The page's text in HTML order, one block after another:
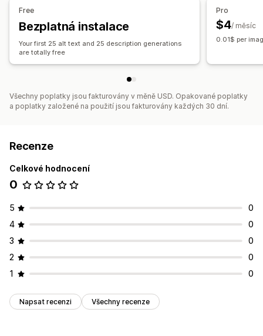
Skóre SEO
Analytika
Sledování pořadí
Návštěvnost webu
Free
Bezplatná instalace
Your first 25 alt text and 25 description generations
are totally free
Pro
$4/ měsíc
0.01$ per
Všechny poplatky jsou fakturovány v měně USD. Opakované poplatky
a poplatky založené na použití jsou fakturovány každých 30 dní.
Recenze
Celkové hodnocení
0
5
0
4
0
3
0
2
0
1
0
Napsat recenzi Všechny recenze